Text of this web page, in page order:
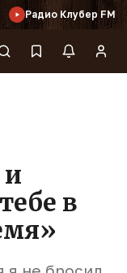
Радио Клубер FM
и
в